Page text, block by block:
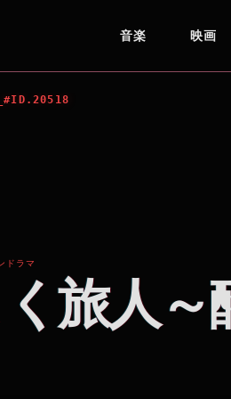
音楽 映画
ドラマ
旅人